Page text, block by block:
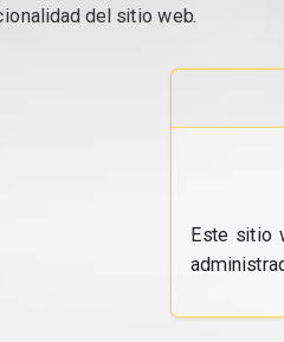
del sitio web.
Este sitio